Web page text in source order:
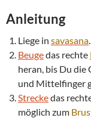
Anleitung
Liege in savasana.
Beugedas rechte
heran, bis Du die
und Mittelfinger
Streckedas
möglich zum